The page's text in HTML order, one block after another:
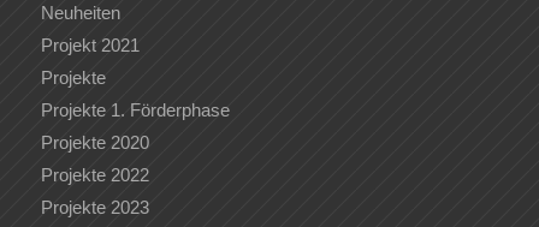
Neuheiten
Projekt 2021
Projekte
Projekte 1. Förderphase
Projekte 2020
Projekte 2022
Projekte 2023